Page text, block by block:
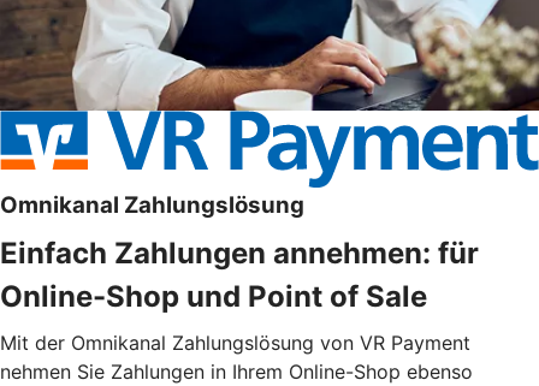
Omnikanal Zahlungslösung
Einfach Zahlungen annehmen: für
Online-Shop und Point of Sale
Mit der Omnikanal Zahlungslösung von VR Payment
nehmen Sie Zahlungen in Ihrem Online-Shop ebenso